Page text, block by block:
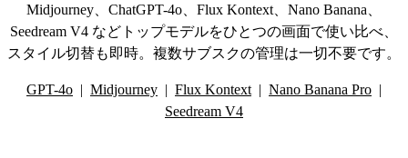
Midjourney、ChatGPT-4o、Flux Kontext、Nano Banana、
Seedream V4 などトップモデルをひとつの画面で使い比べ、
スタイル切替も即時。複数サブスクの管理は一切不要です。
GPT-4o | Midjourney | Flux Kontext | Nano Banana Pro |
Seedream V4